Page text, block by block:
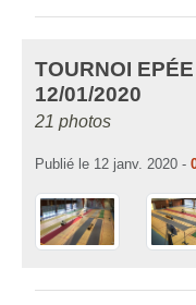
TOURNOI
12/01/2020
21 photos
Publié le 12 janv. 2020 -